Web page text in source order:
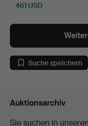
461 USD
Suche speichern
Auktionsarchiv
Sie suchen in